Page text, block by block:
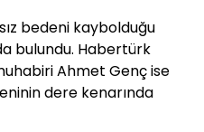
bedeni kaybolduğu
bulundu. Habertürk
Ahmet Genç ise
dere kenarında